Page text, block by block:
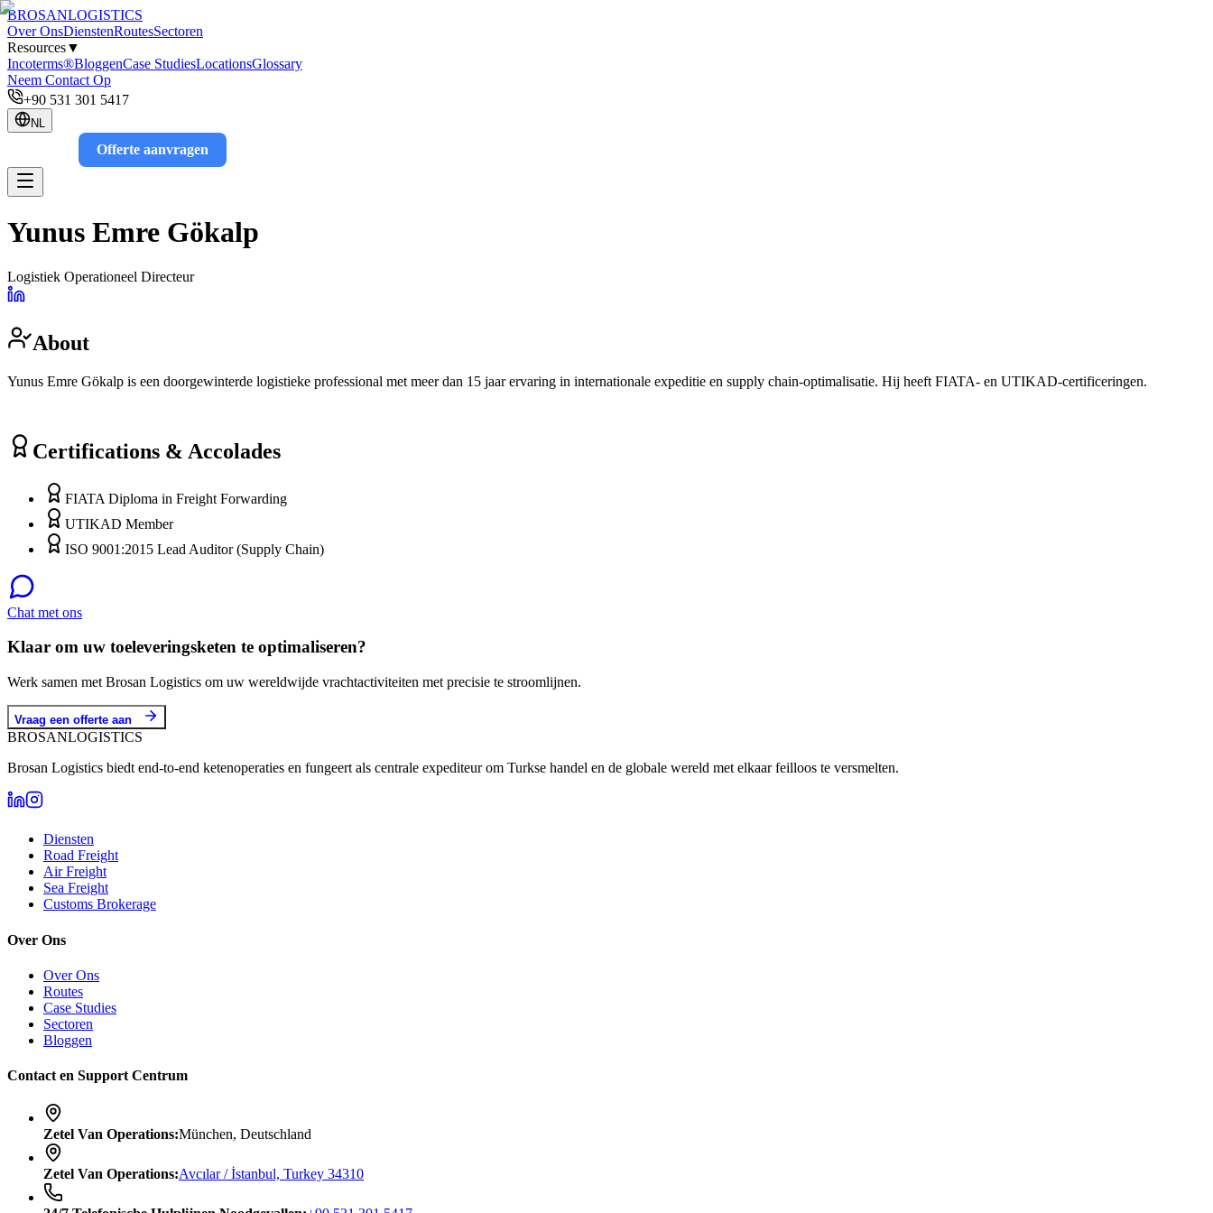
BROSANLOGISTICS
Over OnsDienstenRoutesSectoren
Resources▼
Incoterms®BloggenCase StudiesLocationsGlossary
Neem Contact Op
+90 531 301 5417
NL
Offerte aanvragen
Yunus Emre Gökalp
Logistiek Operationeel Directeur
About
Yunus Emre Gökalp is een doorgewinterde logistieke professional met meer dan 15 jaar ervaring in internationale expeditie en supply chain-optimalisatie. Hij heeft FIATA- en UTIKAD-certificeringen.
Certifications & Accolades
FIATA Diploma in Freight Forwarding
UTIKAD Member
ISO 9001:2015 Lead Auditor (Supply Chain)
Chat met ons
Klaar om uw toeleveringsketen te optimaliseren?
Werk samen met Brosan Logistics om uw wereldwijde vrachtactiviteiten met precisie te stroomlijnen.
Vraag een offerte aan
BROSANLOGISTICS
Brosan Logistics biedt end-to-end ketenoperaties en fungeert als centrale expediteur om Turkse handel en de globale wereld met elkaar feilloos te versmelten.
Diensten
Road Freight
Air Freight
Sea Freight
Customs Brokerage
Over Ons
Over Ons
Routes
Case Studies
Sectoren
Bloggen
Contact en Support Centrum
Zetel Van Operations:München, Deutschland
Zetel Van Operations:Avcılar / İstanbul, Turkey 34310